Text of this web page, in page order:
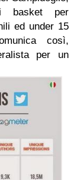
basket per
ed under 15
così,
per un